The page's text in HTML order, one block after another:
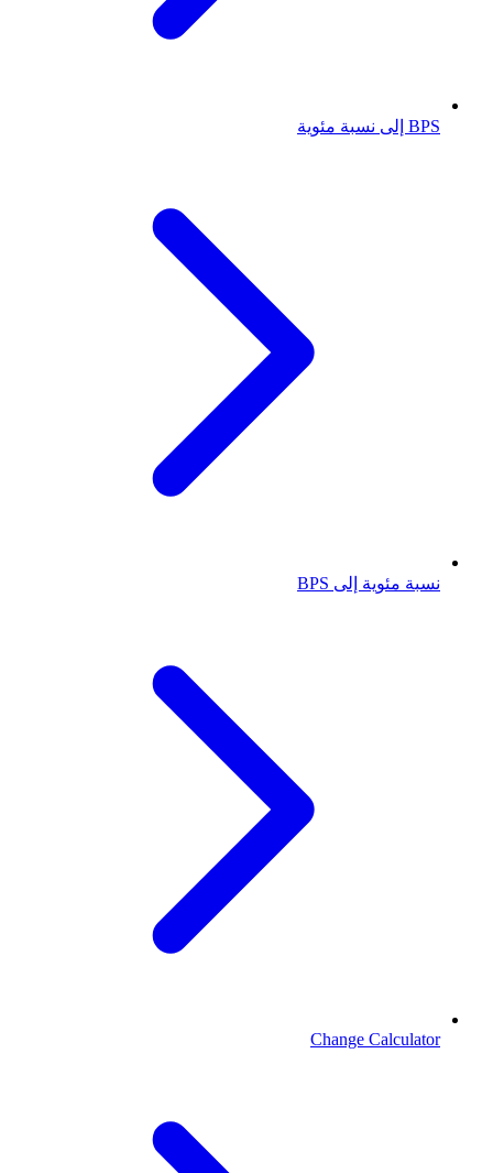
BPS إلى نسبة مئوية
نسبة مئوية إلى BPS
Change Calculator